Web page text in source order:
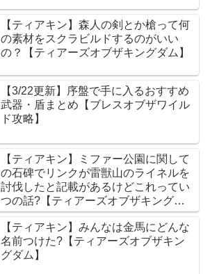
【ティアキン】森人の剣とか槍って何
の素材をスクラビルドするのがいい
の？【ティアーズオブザキングダム】
【3/22更新】序盤で手に入るおすすめ
武器・盾まとめ【ブレスオブザワイル
ド攻略】
【ティアキン】ミファー公園に関して
の石碑でリンクが雷獣山のライネルを
討伐したと記載があるけどこれってい
つの話?【ティアーズオブザキングダ
ム】
【ティアキン】みんなは金馬にどんな
名前つけた?【ティアーズオブザキン
グダム】